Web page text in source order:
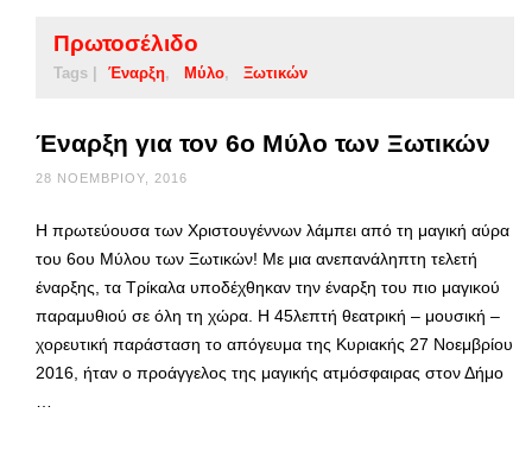
Πρωτοσέλιδο
Tags | Έναρξη Μύλο Ξωτικών
Έναρξη για τον 6ο Μύλο των Ξωτικών
28 ΝΟΕΜΒΡΊΟΥ, 2016
Η πρωτεύουσα των Χριστουγέννων λάμπει από τη μαγική αύρα
του 6ου Μύλου των Ξωτικών! Με μια ανεπανάληπτη τελετή
έναρξης, τα Τρίκαλα υποδέχθηκαν την έναρξη του πιο μαγικού
παραμυθιού σε όλη τη χώρα. Η 45λεπτή θεατρική – μουσική –
χορευτική παράσταση το απόγευμα της Κυριακής 27 Νοεμβρίου
2016, ήταν ο προάγγελος της μαγικής ατμόσφαιρας στον Δήμο
…